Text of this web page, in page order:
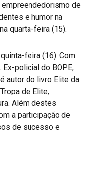
empreendedorismo de
e humor na
quarta-feira (15).
feira (16). Com
Ex-policial do BOPE,
autor do livro Elite da
de Elite,
Além destes
a participação de
de sucesso e